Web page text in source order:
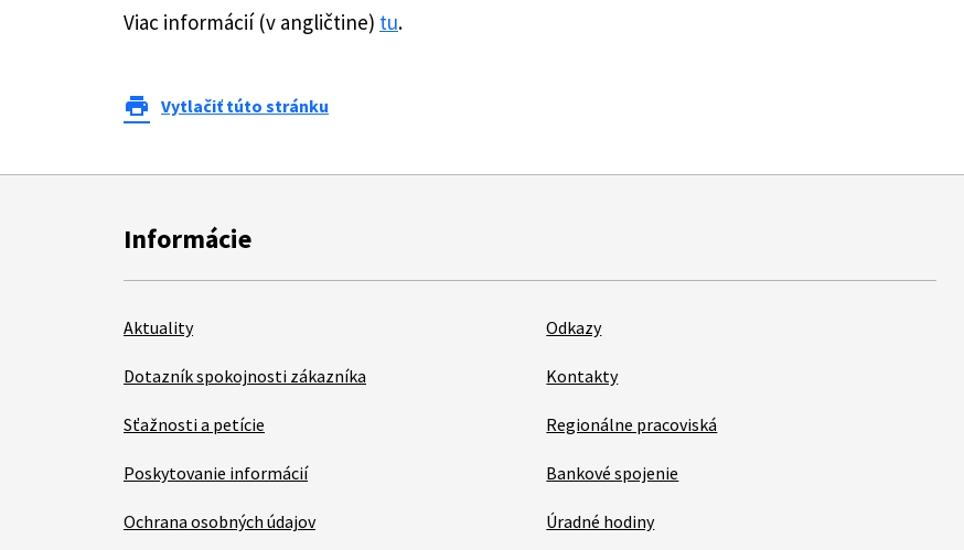
Viac informácií (v angličtine) tu.
print Vytlačiť túto stránku
Informácie
Aktuality
Dotazník spokojnosti zákazníka
Sťažnosti a petície
Poskytovanie informácií
Ochrana osobných údajov
Odkazy
Kontakty
Regionálne pracoviská
Bankové spojenie
Úradné hodiny